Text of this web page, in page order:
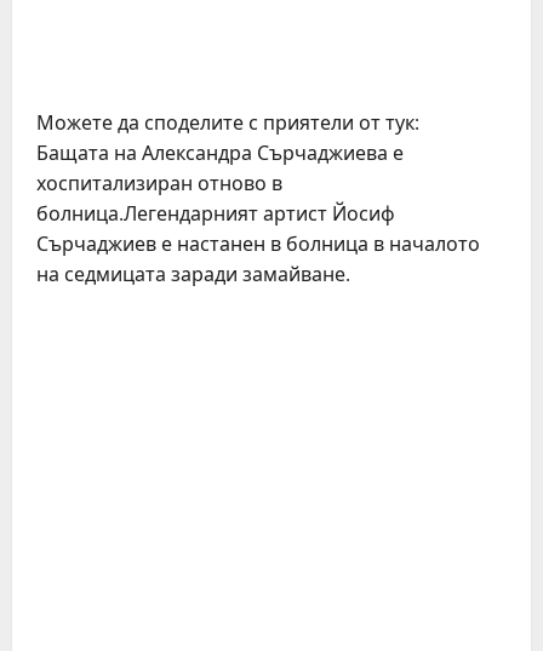
Можете да споделите с приятели от тук:
Бащата на Александра Сърчаджиева е
хоспитализиран отново в
болница.Легендарният артист Йосиф
Сърчаджиев е настанен в болница в началото
на седмицата заради замайване.